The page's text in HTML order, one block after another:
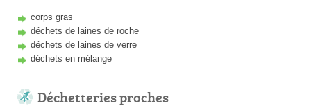
corps gras
déchets de laines de roche
déchets de laines de verre
déchets en mélange
Déchetteries proches